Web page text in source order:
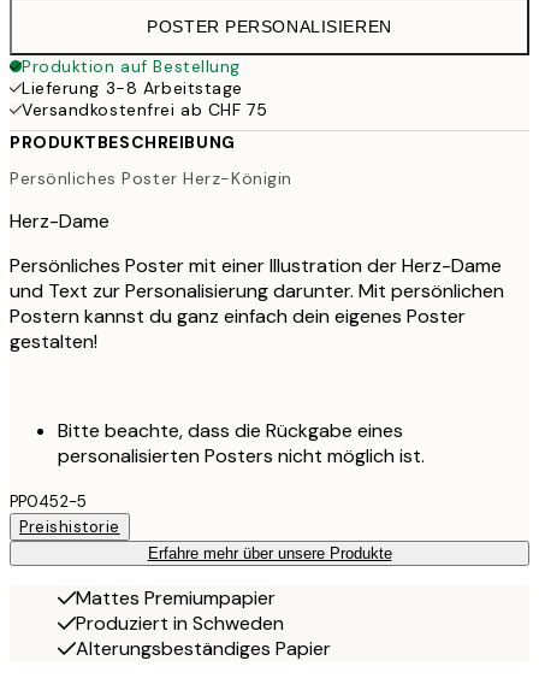
POSTER PERSONALISIEREN
Produktion auf Bestellung
Lieferung 3-8 Arbeitstage
Versandkostenfrei ab CHF 75
PRODUKTBESCHREIBUNG
Persönliches Poster Herz-Königin
Herz-Dame
Persönliches Poster mit einer Illustration der Herz-Dame
und Text zur Personalisierung darunter. Mit persönlichen
Postern kannst du ganz einfach dein eigenes Poster
gestalten!
Bitte beachte, dass die Rückgabe eines
personalisierten Posters nicht möglich ist.
PP0452-5
Preishistorie
Erfahre mehr über unsere Produkte
Mattes Premiumpapier
Produziert in Schweden
Alterungsbeständiges Papier